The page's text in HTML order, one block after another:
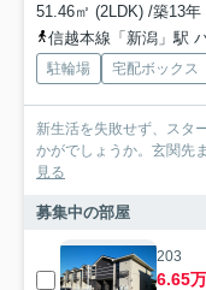
51.46㎡ (2LDK) /築13年
信越本線「新潟」駅
駐輪場 宅配ボックス
新生活を失敗せず、スタ
かがでしょうか。玄関先
見る
募集中の部屋
203
6.65